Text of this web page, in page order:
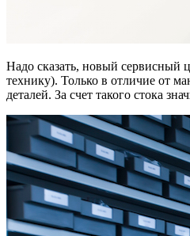
Надо сказать, новый сервисный
технику). Только в отличие от
деталей. За счет такого стока